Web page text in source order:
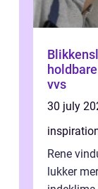
Blikkenslager
vvs
30 july
Rene
lukker